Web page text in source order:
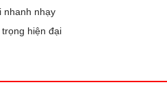
nhanh nhạy
hiện đại